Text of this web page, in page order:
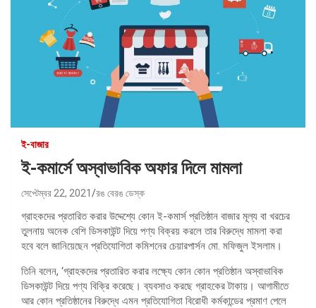
ই-বাজার
ই-কমার্সে অস্বাভাবিক অফার দিলে মামলা
সেপ্টেম্বর 22, 2021 রঙ বেরঙ ডেস্ক
গ্রাহকদের প্রতারিত করার উদ্দেশ্যে কোন ই-কমার্স প্রতিষ্ঠান বাজার মূল্য বা খরচের
তুলনায় অনেক বেশি ডিসকাউন্ট দিয়ে পণ্য বিক্রয় করলে তার বিরুদ্ধে মামলা করা
হবে বলে জানিয়েছেন প্রতিযোগিতা কমিশনের চেয়ারপার্সন মো. মফিজুল ইসলাম।
তিনি বলেন, ‘গ্রাহকদের প্রতারিত করার লক্ষ্যে কোন কোন প্রতিষ্ঠান অস্বাভাবিক
ডিসকাউন্ট দিয়ে পণ্য বিক্রি করেছে। ব্যবসাও করছে গ্রাহকের টাকায়। আগামীতে
আর কোন প্রতিষ্ঠানের বিরুদ্ধে এমন প্রতিযোগিতা বিরোধী কর্মকান্ডের প্রমাণ পেলে